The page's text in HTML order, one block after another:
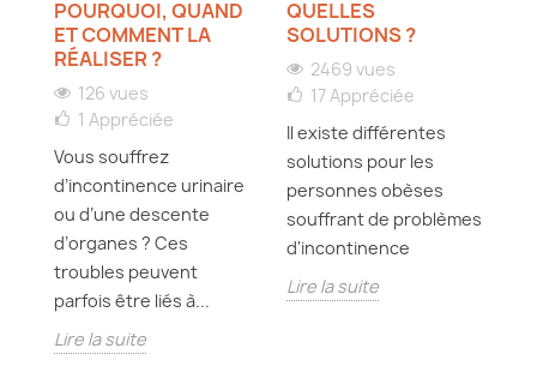
POURQUOI, QUAND
ET COMMENT LA
RÉALISER ?
126 vues
1 Appréciée
Vous souffrez
d’incontinence urinaire
ou d’une descente
d’organes ? Ces
troubles peuvent
parfois être liés à...
Lire la suite
QUELLES
SOLUTIONS ?
2469 vues
17Appréciée
Il existe différentes
solutions pour les
personnes obèses
souffrant de problèmes
d'incontinence
Lire la suite